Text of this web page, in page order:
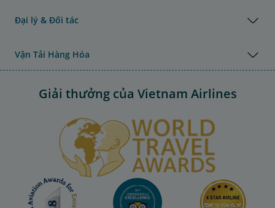
Đại lý & Đối tác
Vận Tải Hàng Hóa
Giải thưởng của Vietnam Airlines